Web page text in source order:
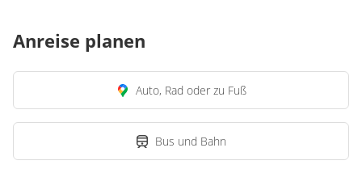
Anreise planen
Auto, Rad oder zu Fuß
Bus und Bahn